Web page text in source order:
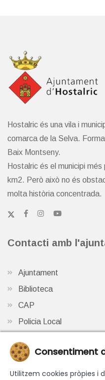
Hostalric és una vila i
comarca de la Selva.
Baix Montseny.
Hostalric és el municipi
km2. Però això no és
molta història concentrada.
Contacti amb
Ajuntament
Biblioteca
CAP
Policia Local
Consentiment
Utilitzem cookies pròpies i